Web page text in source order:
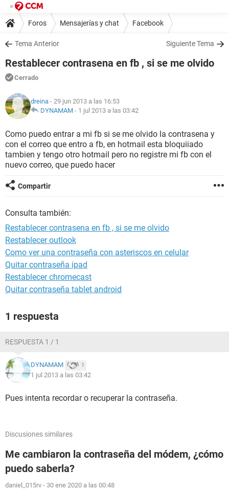
Foros Mensajerías y chat Facebook
Tema Anterior Siguiente Tema
Restablecer contrasena en fb , si se me olvido
Cerrado
dreina - 29 jun 2013 a las 16:53
DYNAMAM - 1 jul 2013 a las 03:42
Como puedo entrar a mi fb si se me olvido la contrasena y
con el correo que entro a fb, en hotmail esta bloquiiado
tambien y tengo otro hotmail pero no registre mi fb con el
nuevo correo, que puedo hacer
Compartir
Consulta también:
Restablecer contrasena en fb , si se me olvido
Restablecer outlook
Como ver una contraseña con asteriscos en celular
Quitar contraseña ipad
Restablecer chromecast
Quitar contraseña tablet android
1 respuesta
RESPUESTA 1 / 1
DYNAMAM 1
1 jul 2013 a las 03:42
Pues intenta recordar o recuperar la contraseña.
Discusiones similares
Me cambiaron la contraseña del módem, ¿cómo
puedo saberla?
daniel_015rv - 30 ene 2020 a las 00:48